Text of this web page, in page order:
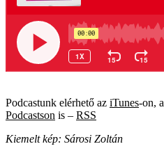
Podcastunk elérhető az iTunes-on, a
Podcastson is – RSS
Kiemelt kép: Sárosi Zoltán